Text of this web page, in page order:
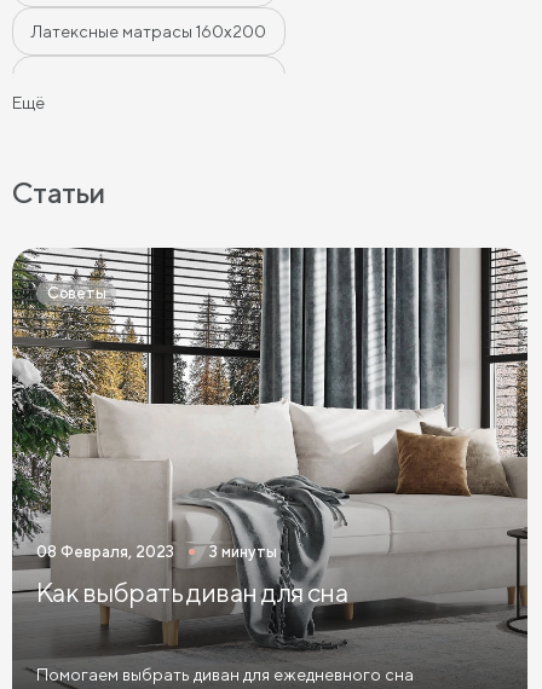
Латексные матрасы 160х200
Матрасы 160x200 см Матрасы 180х200 см
Матрасы 200 см шириной Пружинные матрасы
Беспружинные матрасы Мягкие матрасы
Матрасы средней жесткости Жесткие матрасы
Тонкие матрасы Матрасы с независимыми пружинами
Матрасы из латекса Кокосовые матрасы
Матрасы из латекса и кокоса
Матрасы с эффектом памяти Высокие матрасы
Матрасы с 5 зонами жесткости
Ещё
Статьи
Советы
08 Февраля, 2023 3 минуты
Как выбрать диван для сна
Помогаем выбрать диван для ежедневного сна